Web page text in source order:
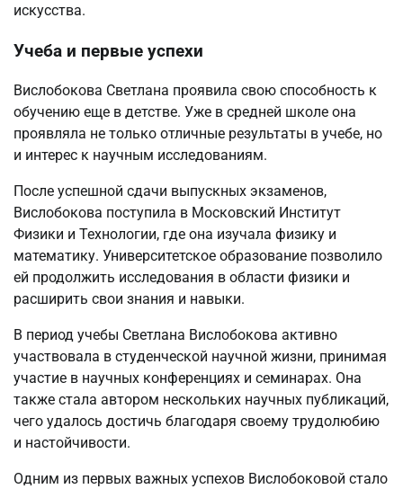
искусства.
Учеба и первые успехи
Вислобокова Светлана проявила свою способность к
обучению еще в детстве. Уже в средней школе она
проявляла не только отличные результаты в учебе, но
и интерес к научным исследованиям.
После успешной сдачи выпускных экзаменов,
Вислобокова поступила в Московский Институт
Физики и Технологии, где она изучала физику и
математику. Университетское образование позволило
ей продолжить исследования в области физики и
расширить свои знания и навыки.
В период учебы Светлана Вислобокова активно
участвовала в студенческой научной жизни, принимая
участие в научных конференциях и семинарах. Она
также стала автором нескольких научных публикаций,
чего удалось достичь благодаря своему трудолюбию
и настойчивости.
Одним из первых важных успехов Вислобоковой стало